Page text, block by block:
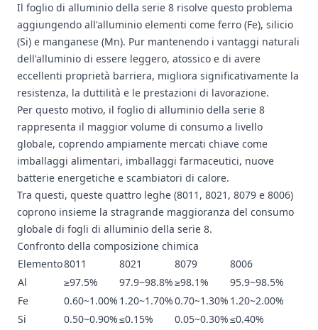
Il foglio di alluminio della serie 8 risolve questo problema
aggiungendo all'alluminio elementi come ferro (Fe), silicio
(Si) e manganese (Mn). Pur mantenendo i vantaggi naturali
dell'alluminio di essere leggero, atossico e di avere
eccellenti proprietà barriera, migliora significativamente la
resistenza, la duttilità e le prestazioni di lavorazione.
Per questo motivo, il foglio di alluminio della serie 8
rappresenta il maggior volume di consumo a livello
globale, coprendo ampiamente mercati chiave come
imballaggi alimentari, imballaggi farmaceutici, nuove
batterie energetiche e scambiatori di calore.
Tra questi, queste quattro leghe (8011, 8021, 8079 e 8006)
coprono insieme la stragrande maggioranza del consumo
globale di fogli di alluminio della serie 8.
Confronto della composizione chimica
Elemento8011 8021 8079
8006
Al
≥97.5% 97.9~98.8%≥98.1%
95.9~98.5%
Fe
0.60~1.00% 1.20~1.70%0.70~1.30% 1.20~2.00%
Si
0.50~0.90%≤0.15% 0.05~0.30%≤0.40%